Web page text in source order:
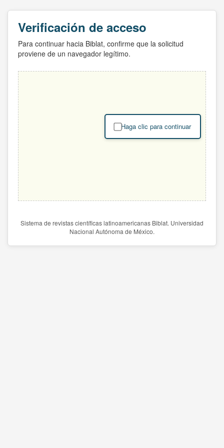
Verificación de acceso
Para continuar hacia Biblat, confirme que la solicitud
proviene de un navegador legítimo.
Haga clic para continuar
Sistema de revistas científicas latinoamericanas Biblat. Universidad
Nacional Autónoma de México.